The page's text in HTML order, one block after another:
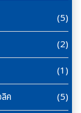
(5)
(2)
(1)
ค
(5)